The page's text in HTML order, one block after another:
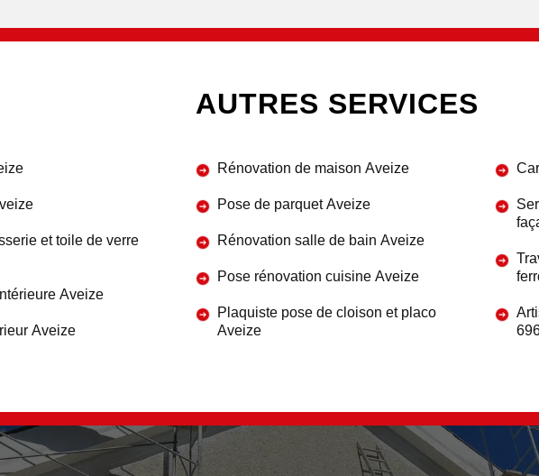
AUTRES SERVICES
et toile de verre
Aveize
Aveize
Rénovation de maison Aveize
Pose de parquet Aveize
Rénovation salle de bain Aveize
Pose rénovation cuisine Aveize
Plaquiste pose de cloison et placo
Aveize